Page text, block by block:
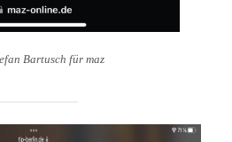
Bartusch für maz